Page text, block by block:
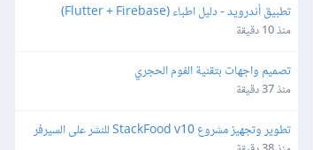
تطبيق أندرويد - دليل اطباء (Flutter + Firebase)
منذ 10 دقيقة
تصميم واجهات بتقنية الفوم الحجري
منذ 37 دقيقة
تطوير وتجهيز مشروع StackFood v10 للنشر على السيرفر